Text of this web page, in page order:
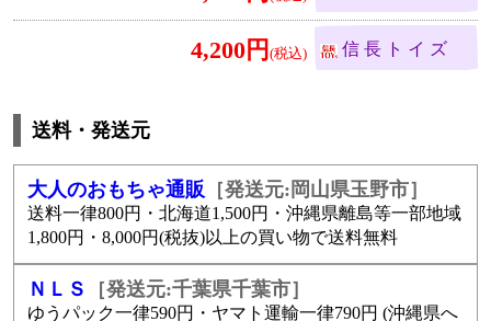
4,200円 信長トイズ
送料・発送元
大人のおもちゃ通販 ［発送元:岡山県玉野市］
送料一律800円・北海道1,500円・沖縄県離島等一部地域
1,800円・8,000円(税抜)以上の買い物で送料無料
ＮＬＳ ［発送元:千葉県千葉市］
ゆうパック一律590円・ヤマト運輸一律790円 (沖縄県へ